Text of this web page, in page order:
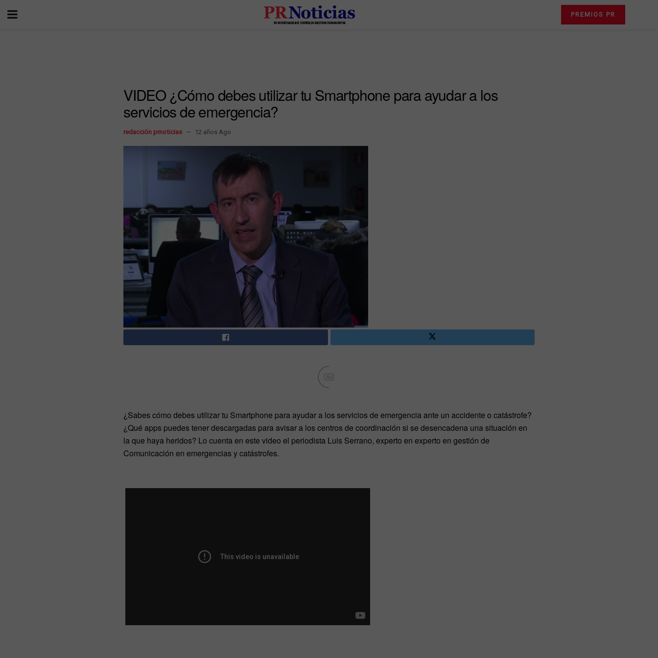
PREMIOS PR
VIDEO ¿Cómo debes utilizar tu Smartphone para ayudar a los
servicios de emergencia?
redacción prnoticias 12 años Ago
Ad
¿Sabes cómo debes utilizar tu Smartphone para ayudar a los servicios de emergencia ante un accidente o catástrofe?
¿Qué apps puedes tener descargadas para avisar a los centros de coordinación si se desencadena una situación en
la que haya heridos? Lo cuenta en este video el periodista Luis Serrano, experto en experto en gestión de
Comunicación en emergencias y catástrofes.